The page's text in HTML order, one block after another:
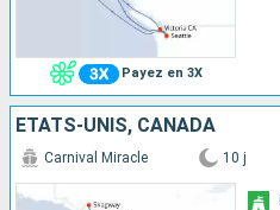
Payez en 3X
ÉTATS-UNIS, CANADA
Carnival Miracle 10 j